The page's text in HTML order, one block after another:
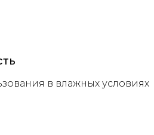
в влажных условиях